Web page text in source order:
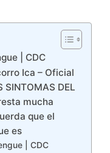
| CDC
Ica – Oficial
SINTOMAS DEL
mucha
que el
es
| CDC